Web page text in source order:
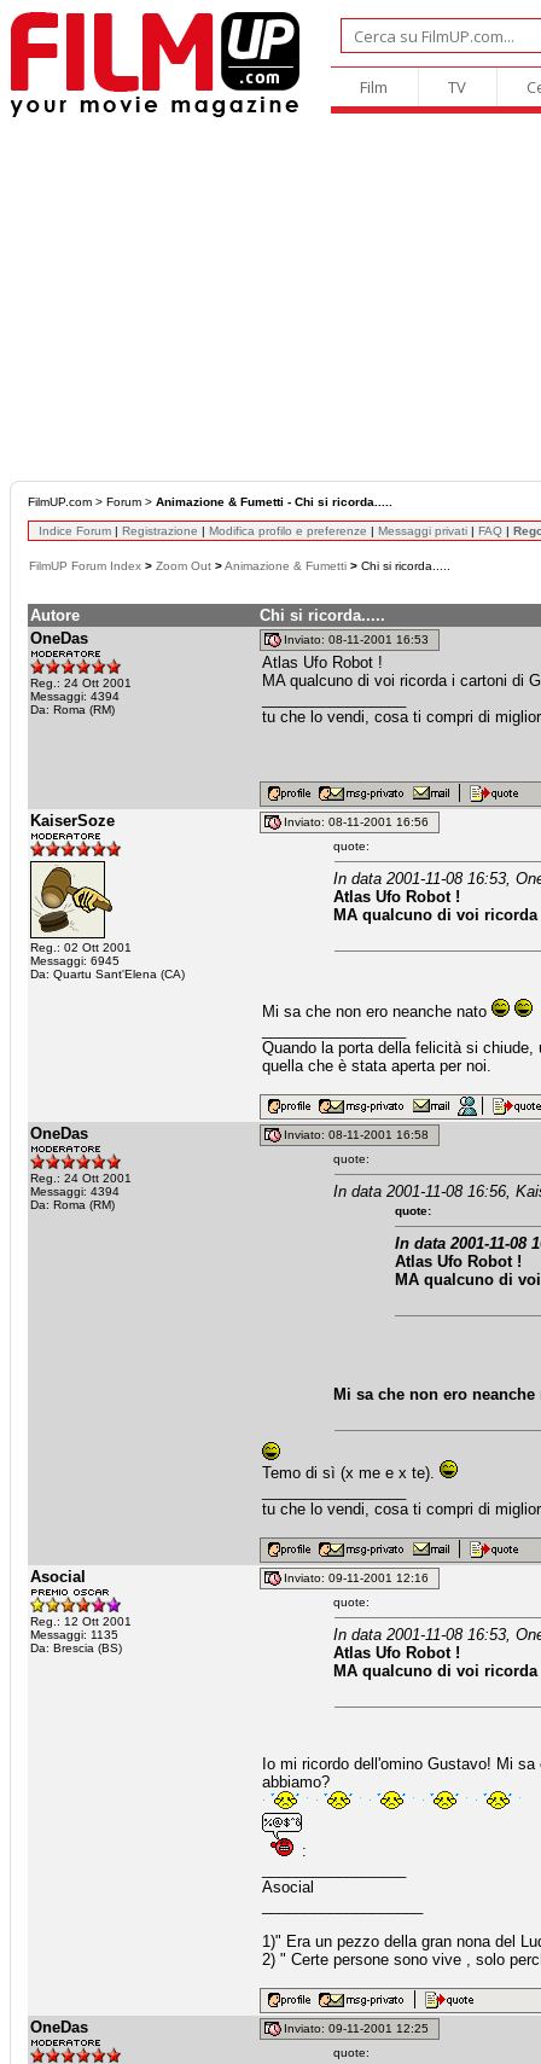
Film TV
FilmUP.com > Forum > Animazione & Fumetti - Chi si ricorda.....
Indice Forum | Registrazione | Modifica profilo e preferenze | Messaggi privati | FAQ |
FilmUP Forum Index > Zoom Out >Animazione & Fumetti > Chi si ricorda.....
Autore
Chi si ricorda.....
OneDas
Reg.: 24 Ott 2001
Messaggi: 4394
Da: Roma (RM)
Inviato: 08-11-2001 16:53
Atlas Ufo Robot !
MA qualcuno di voi ricorda i cartoni di
tu che lo vendi, cosa ti compri di
KaiserSoze
Reg.: 02 Ott 2001
Messaggi: 6945
Da: Quartu Sant'Elena (CA)
Inviato: 08-11-2001 16:56
quote:
In data 2001-11-08 16:53,
Atlas Ufo Robot !
MA qualcuno di voi
Mi sa che non ero neanche nato
Quando la porta della felicità si
quella che è stata aperta per noi.
OneDas
Reg.: 24 Ott 2001
Messaggi: 4394
Da: Roma (RM)
Inviato: 08-11-2001 16:58
quote:
In data 2001-11-08 16:56,
quote:
In data 2001-11-08
Atlas Ufo Robot !
MA qualcuno di
Mi sa che non ero
Temo di sì (x me e x te).
tu che lo vendi, cosa ti compri di
Asocial
Reg.: 12 Ott 2001
Messaggi: 1135
Da: Brescia (BS)
Inviato: 09-11-2001 12:16
quote:
In data 2001-11-08 16:53,
Atlas Ufo Robot !
MA qualcuno di voi
Io mi ricordo dell'omino Gustavo! Mi
abbiamo?
:
Asocial
1)" Era un pezzo della gran nona del
2) " Certe persone sono vive , solo
OneDas
Inviato: 09-11-2001 12:25
quote: